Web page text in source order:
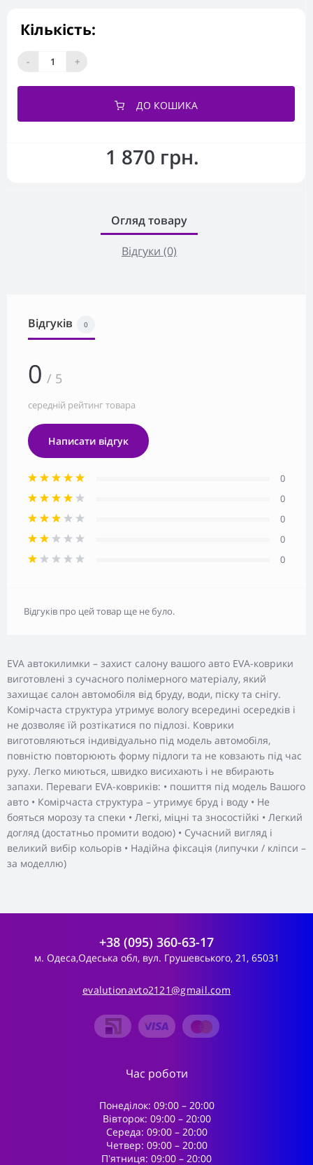
1 870 грн.
Кількість:
- +
ДО КОШИКА
Огляд товару
Відгуки (0)
EVA автокилимки – захист салону вашого авто EVA-коврики
виготовлені з сучасного полімерного матеріалу, який
захищає салон автомобіля від бруду, води, піску та снігу.
Комірчаста структура утримує вологу всередині осередків і
не дозволяє їй розтікатися по підлозі. Коврики
виготовляються індивідуально під модель автомобіля,
повністю повторюють форму підлоги та не ковзають під час
руху. Легко миються, швидко висихають і не вбирають
запахи. Переваги EVA-ковриків: • пошиття під модель Вашого
авто • Комірчаста структура – утримує бруд і воду • Не
бояться морозу та спеки • Легкі, міцні та зносостійкі • Легкий
догляд (достатньо промити водою) • Сучасний вигляд і
великий вибір кольорів • Надійна фіксація (липучки / кліпси –
за моделлю)
Відгуків 0
0 / 5
середній рейтинг товара
Написати відгук
0
0
0
0
0
Відгуків про цей товар ще не було.
+38 (095) 360-63-17
м. Одеса,Одеська обл, вул. Грушевського, 21, 65031
evalutionavto2121@gmail.com
Час роботи
Понеділок: 09:00 – 20:00
Вівторок: 09:00 – 20:00
Середа: 09:00 – 20:00
Четвер: 09:00 – 20:00
Пʼятниця: 09:00 – 20:00